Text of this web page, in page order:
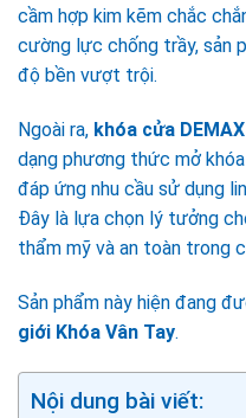
cầm hợp kim kẽm chắc
cường lực chống trầy, sản
độ bền vượt trội.
Ngoài ra, khóa cửa
dạng phương thức mở
đáp ứng nhu cầu sử dụng
Đây là lựa chọn lý tưởng
thẩm mỹ và an toàn trong
Sản phẩm này hiện đang
giới Khóa Vân Tay.
Nội dung bài viết: